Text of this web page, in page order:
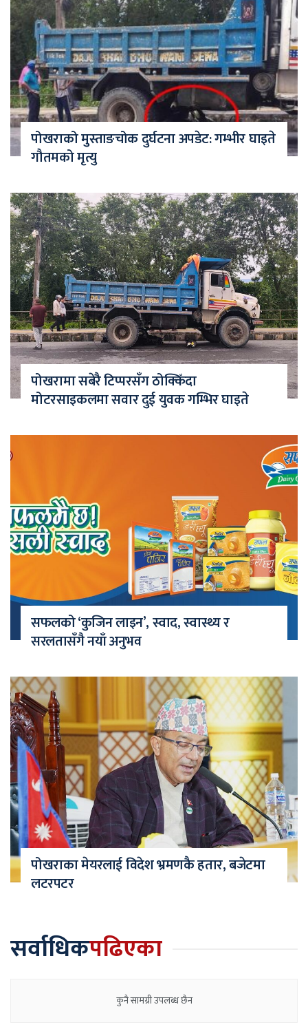
पोखराको मुस्ताङचोक दुर्घटना अपडेट: गम्भीर घाइते
गौतमको मृत्यु
पोखरामा सबेरै टिप्परसँग ठोक्किँदा
मोटरसाइकलमा सवार दुई युवक गम्भिर घाइते
सफलको ‘कुजिन लाइन’, स्वाद, स्वास्थ्य र
सरलतासँगै नयाँ अनुभव
पोखराका मेयरलाई विदेश भ्रमणकै हतार, बजेटमा
लटरपटर
सर्वाधिकपढिएका
कुनै सामग्री उपलब्ध छैन